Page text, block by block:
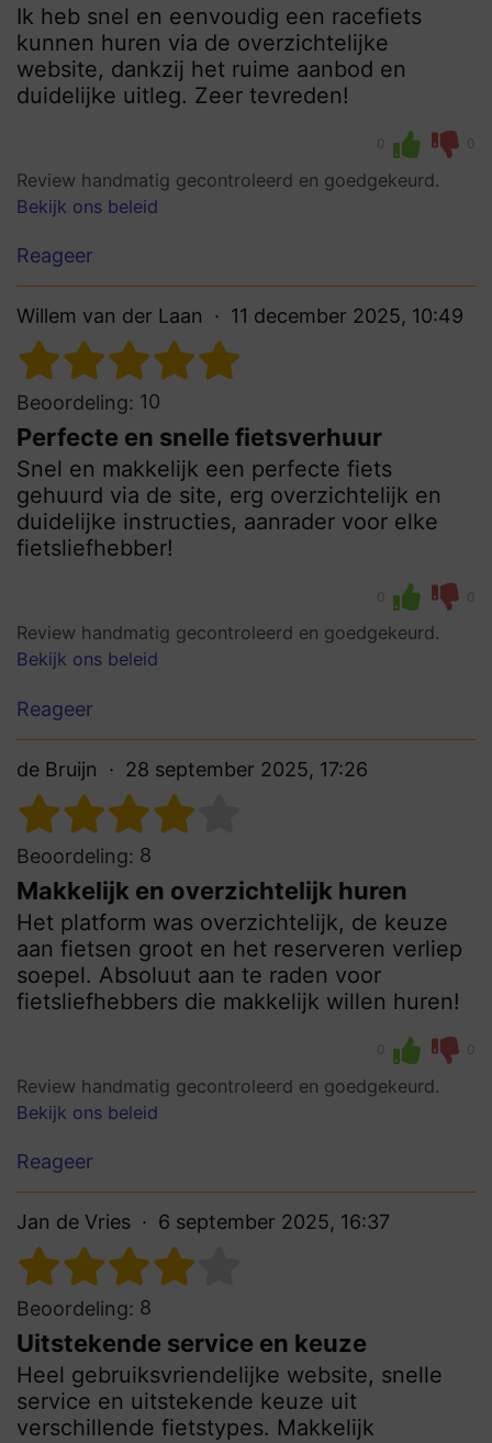
Ik heb snel en eenvoudig een racefiets
kunnen huren via de overzichtelijke
website, dankzij het ruime aanbod en
duidelijke uitleg. Zeer tevreden!
0 0
Review handmatig gecontroleerd en goedgekeurd.
Bekijk ons beleid
Reageer
Willem van der Laan 11 december 2025, 10:49
Beoordeling: 10
Perfecte en snelle fietsverhuur
Snel en makkelijk een perfecte fiets
gehuurd via de site, erg overzichtelijk en
duidelijke instructies, aanrader voor elke
fietsliefhebber!
0 0
Review handmatig gecontroleerd en goedgekeurd.
Bekijk ons beleid
Reageer
de Bruijn 28 september 2025, 17:26
Beoordeling: 8
Makkelijk en overzichtelijk huren
Het platform was overzichtelijk, de keuze
aan fietsen groot en het reserveren verliep
soepel. Absoluut aan te raden voor
fietsliefhebbers die makkelijk willen huren!
0 0
Review handmatig gecontroleerd en goedgekeurd.
Bekijk ons beleid
Reageer
Jan de Vries 6 september 2025, 16:37
Beoordeling: 8
Uitstekende service en keuze
Heel gebruiksvriendelijke website, snelle
service en uitstekende keuze uit
verschillende fietstypes. Makkelijk